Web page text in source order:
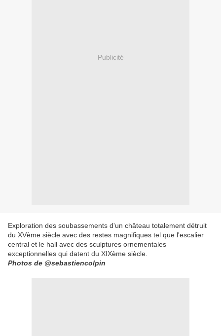
Publicité
Exploration des soubassements d'un château totalement détruit
du XVème siècle avec des restes magnifiques tel que l'escalier
central et le hall avec des sculptures ornementales
exceptionnelles qui datent du XIXème siècle.
Photos de @sebastiencolpin